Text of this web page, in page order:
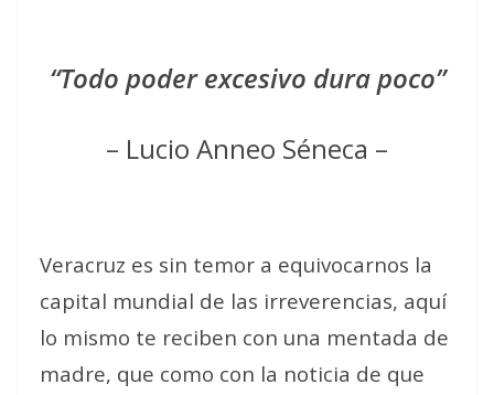
“Todo poder excesivo dura poco”
– Lucio Anneo Séneca –
Veracruz es sin temor a equivocarnos la
capital mundial de las irreverencias, aquí
lo mismo te reciben con una mentada de
madre, que como con la noticia de que